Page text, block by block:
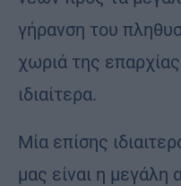
γήρανση του
χωριά της
ιδιαίτερα.
Μία επίσης
μας είναι η